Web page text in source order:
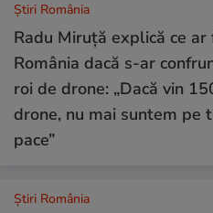
Știri România
Radu Miruță explică ce ar
România dacă s-ar
roi de drone: „Dacă vin
drone, nu mai suntem pe
pace”
Știri România